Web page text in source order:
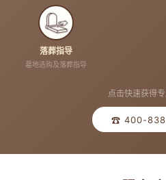
落葬指导
墓地选购及落葬指导
点击快速获得专
☎ 400-